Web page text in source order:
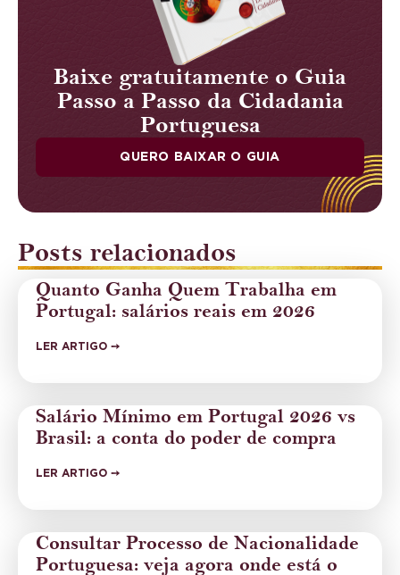
Baixe gratuitamente o Guia
Passo a Passo da Cidadania
Portuguesa
QUERO BAIXAR O GUIA
Posts relacionados
Quanto Ganha Quem Trabalha em
Portugal: salários reais em 2026
LER ARTIGO ➙
Salário Mínimo em Portugal 2026 vs
Brasil: a conta do poder de compra
LER ARTIGO ➙
Consultar Processo de Nacionalidade
Portuguesa: veja agora onde está o